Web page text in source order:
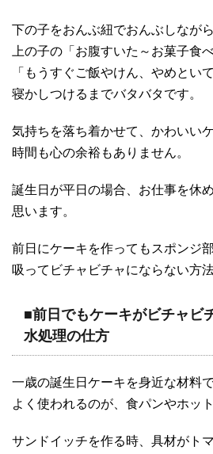
下の子をおんぶ紐でおんぶしなが
上の子の「お腹すいた～お菓子食
「もうすぐご飯やけん、やめとい
寝かしつけるまでバタバタです。
気持ちを落ち着かせて、かわいい
時間も心の余裕もありません。
誕生日が平日の場合、お仕事を休
思います。
前日にケーキを作ってもスポンジ
吸ってビチャビチャにならない方
■前日でもケーキがビチャビ
水処理の仕方
一歳の誕生日ケーキを身近な材料
よく使われるのが、食パンやホッ
サンドイッチを作る時、具材がト